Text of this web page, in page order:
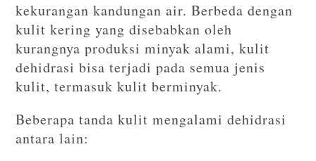
kekurangan kandungan air. Berbeda dengan
kulit kering yang disebabkan oleh
kurangnya produksi minyak alami, kulit
dehidrasi bisa terjadi pada semua jenis
kulit, termasuk kulit berminyak.
Beberapa tanda kulit mengalami dehidrasi
antara lain: